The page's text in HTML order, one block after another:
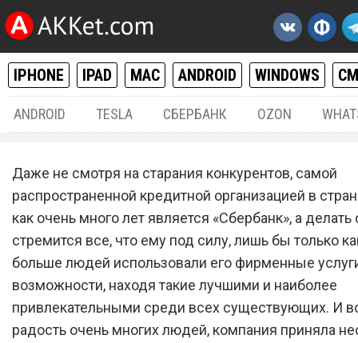
IPHONE IPAD MAC ANDROID WINDOWS
ANDROID TESLA СБЕРБАНК OZON
Решение принято.
сделал бесплатным
транспорте для всех
владельцев банковских
Даже не смотря на старания конкурентов, самой
распространенной кредитной организацией в
как очень много лет является «Сбербанк», а делать
стремится все, что ему под силу, лишь бы только
больше людей использовали его фирменные
возможности, находя такие лучшими и наиболее
привлекательными среди всех существующих. И
радость очень многих людей, компания приняла